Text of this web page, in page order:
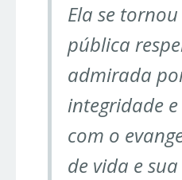
Ela se
pública
admirada
integridade
com o
de vida e